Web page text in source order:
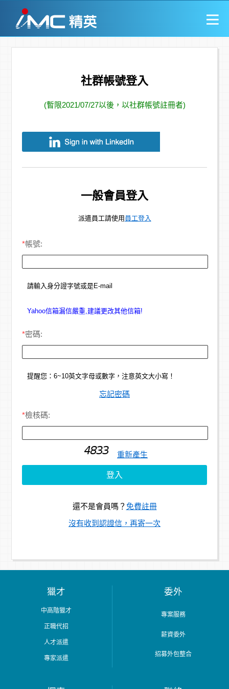
社群帳號登入
(暫限2021/07/27以後，以社群帳號註冊者)
一般會員登入
派遣員工請使用 員工登入
*帳號:
請輸入身分證字號或是E-mail
Yahoo信箱漏信嚴重,建議更改其他信箱!
*密碼:
提醒您：6~10英文字母或數字，注意英文大小寫！
忘記密碼
*檢核碼:
重新產生
還不是會員嗎？ 免費註冊
沒有收到認證信，再寄一次
獵才
中高階獵才
正職代招
人才派遣
專家派遣
委外
專案服務
薪資委外
招募外包整合